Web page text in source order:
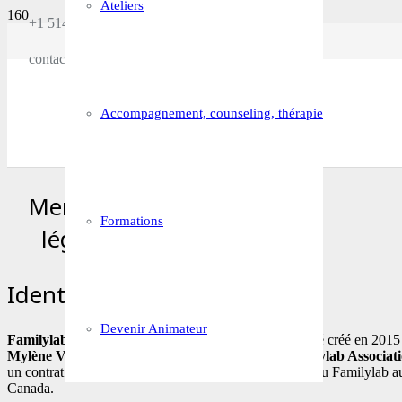
+1 514 448 1682
contact@familylab.ca
Ateliers
Accompagnement, counseling, thérapie
Formations
Devenir Animateur
Mentions
légales
Identification
Familylab Canada – le laboratoire des relations
a été créé en
Mylène Vézina.
Familylab
un contrat lui donnant l’exclusivité du développement du Familylab
Canada.